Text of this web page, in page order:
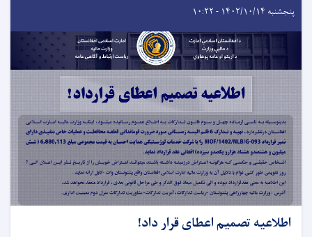
پنجشنبه ۱۴۰۲/۱۰/۱۴ - ۱۰:۲۲
اطلاعیه تصمیم اعطای قرار داد!